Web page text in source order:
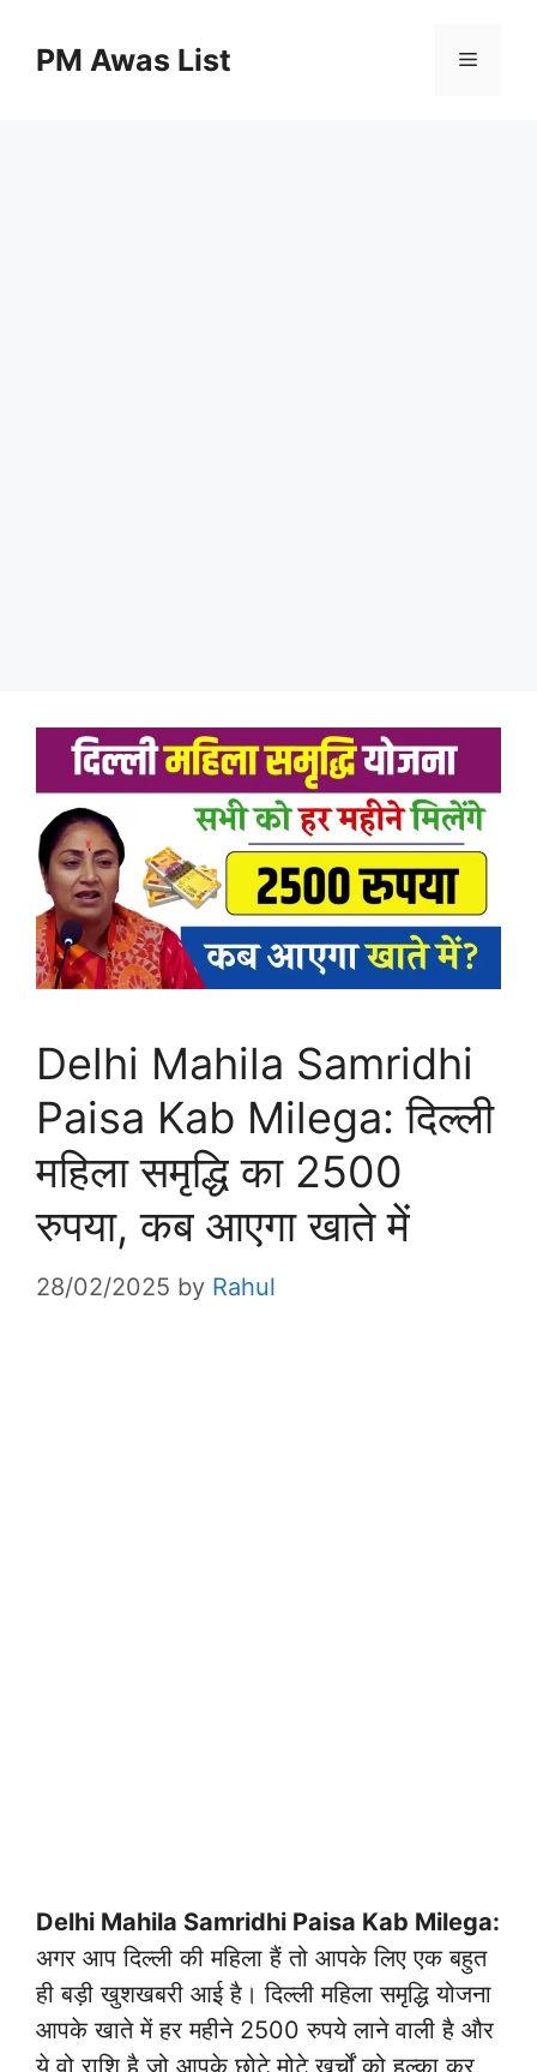
PM Awas List Menu
Delhi Mahila Samridhi
Paisa Kab Milega: दिल्ली
महिला समृद्धि का 2500
रुपया, कब आएगा खाते में
28/02/2025 by Rahul
Delhi Mahila Samridhi Paisa Kab Milega:
अगर आप दिल्ली की महिला हैं तो आपके लिए एक बहुत
ही बड़ी खुशखबरी आई है। दिल्ली महिला समृद्धि योजना
आपके खाते में हर महीने 2500 रुपये लाने वाली है और